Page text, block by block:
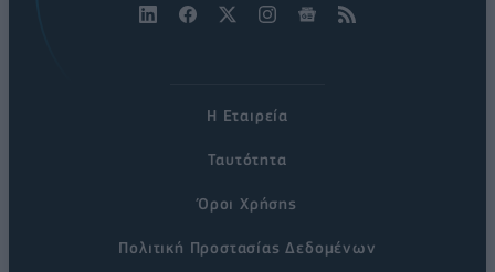
Η Εταιρεία
Ταυτότητα
Όροι Χρήσης
Πολιτική Προστασίας Δεδομένων